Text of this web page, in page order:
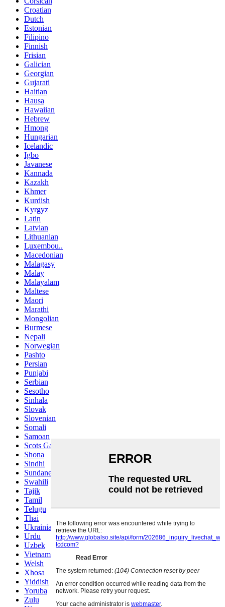
Croatian
Dutch
Estonian
Filipino
Finnish
Frisian
Galician
Georgian
Gujarati
Haitian
Hausa
Hawaiian
Hebrew
Hmong
Hungarian
Icelandic
Igbo
Javanese
Kannada
Kazakh
Khmer
Kurdish
Kyrgyz
Latin
Latvian
Lithuanian
Luxembou..
Macedonian
Malagasy
Malay
Malayalam
Maltese
Maori
Marathi
Mongolian
Burmese
Nepali
Norwegian
Pashto
Persian
Punjabi
Serbian
Sesotho
Sinhala
Slovak
Slovenian
Somali
Samoan
Scots Gaelic
Shona
Sindhi
Sundanese
Swahili
Tajik
Tamil
Telugu
Thai
Ukrainian
Urdu
Uzbek
Vietnamese
Welsh
Xhosa
Yiddish
Yoruba
Zulu